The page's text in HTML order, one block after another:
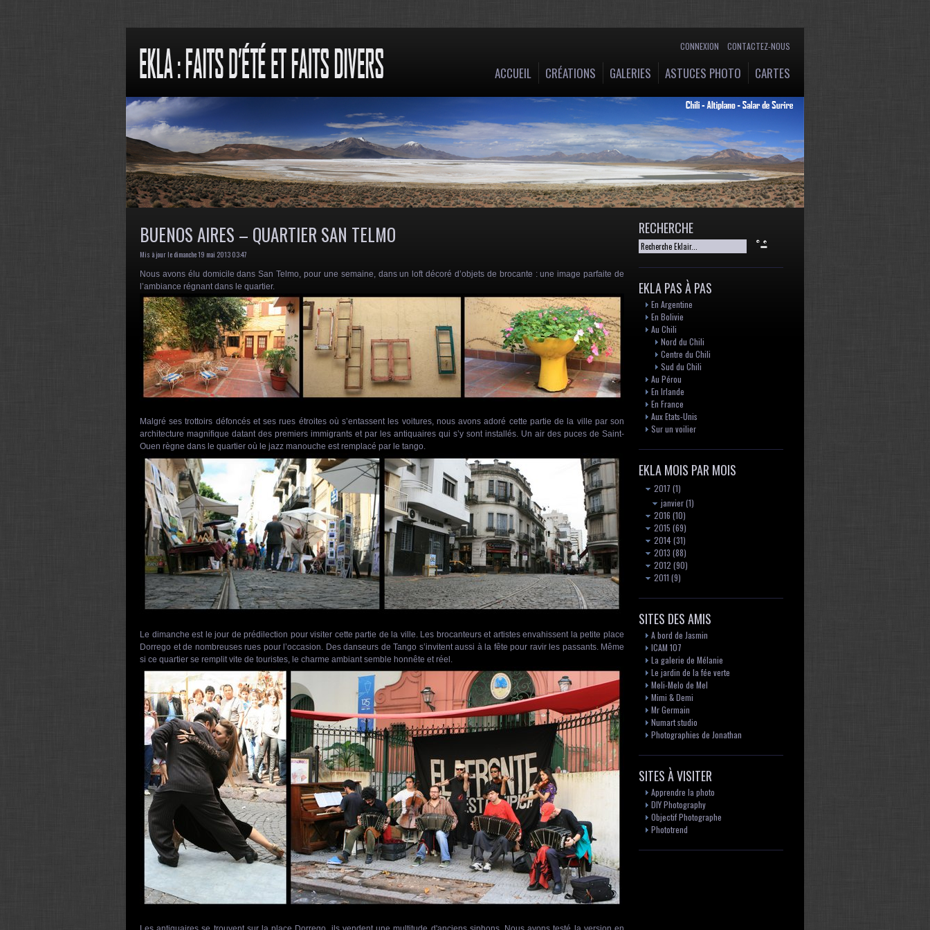
CONNEXION CONTACTEZ-NOUS
ACCUEIL CRÉATIONS GALERIES ASTUCES PHOTO CARTES
BUENOS AIRES – QUARTIER SAN TELMO
Mis à jour le dimanche 19 mai 2013 03:47
Nous avons élu domicile dans San Telmo, pour une semaine, dans un loft décoré d’objets de brocante : une image parfaite de
l’ambiance régnant dans le quartier.
Malgré ses trottoirs défoncés et ses rues étroites où s’entassent les voitures, nous avons adoré cette partie de la ville par son
architecture magnifique datant des premiers immigrants et par les antiquaires qui s’y sont installés. Un air des puces de Saint-
Ouen règne dans le quartier où le jazz manouche est remplacé par le tango.
Le dimanche est le jour de prédilection pour visiter cette partie de la ville. Les brocanteurs et artistes envahissent la petite place
Dorrego et de nombreuses rues pour l’occasion. Des danseurs de Tango s’invitent aussi à la fête pour ravir les passants. Même
si ce quartier se remplit vite de touristes, le charme ambiant semble honnête et réel.
RECHERCHE
EKLA PAS À PAS
En Argentine
En Bolivie
Au Chili
Nord du Chili
Centre du Chili
Sud du Chili
Au Pérou
En Irlande
En France
Aux Etats-Unis
Sur un voilier
EKLA MOIS PAR MOIS
2017 (1)
janvier(1)
2016 (10)
2015 (69)
2014(31)
2013 (88)
2012 (90)
2011 (9)
SITES DES AMIS
A bord de Jasmin
ICAM 107
La galerie de Mélanie
Le jardin de la fée verte
Meli-Melo de Mel
Mimi & Demi
Mr Germain
Numart studio
Photographies de Jonathan
SITES À VISITER
Apprendre la photo
DIY Photography
Objectif Photographe
Phototrend